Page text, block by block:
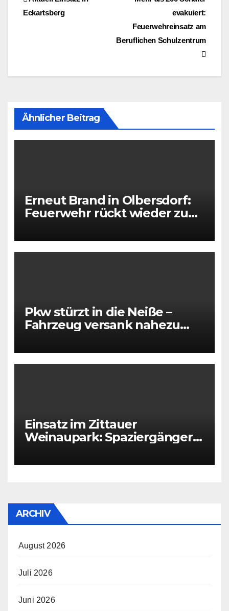
evakuiert:
Feuerwehreinsatz am
Beruflichen Schulzentrum
Eckartsberg
Ähnlicher Beitrag
Erneut Brand in Olbersdorf:
Feuerwehr rückt wieder zu
Pkw stürzt in die Neiße –
Fahrzeug versank nahezu
Einsatz im Zittauer
Weinaupark: Spaziergänger
ARCHIV
August 2026
Juli 2026
Juni 2026